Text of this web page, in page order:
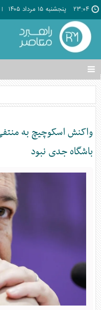
۲۳:۰۴ پنجشنبه ۱۵ مرداد ۱۴۰۵
تغییر
وضعیت
منوی
ها
واکنش اسکوچیچ به
باشگاه جدی نبود